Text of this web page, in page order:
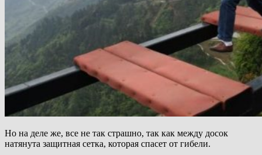
Но на деле же, все не так страшно, так как между досок
натянута защитная сетка, которая спасет от гибели.